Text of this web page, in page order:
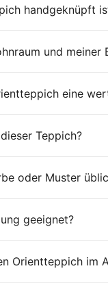
handgeknüpft
und meiner
eine
Teppich?
oder Muster
geeignet?
Orientteppich im